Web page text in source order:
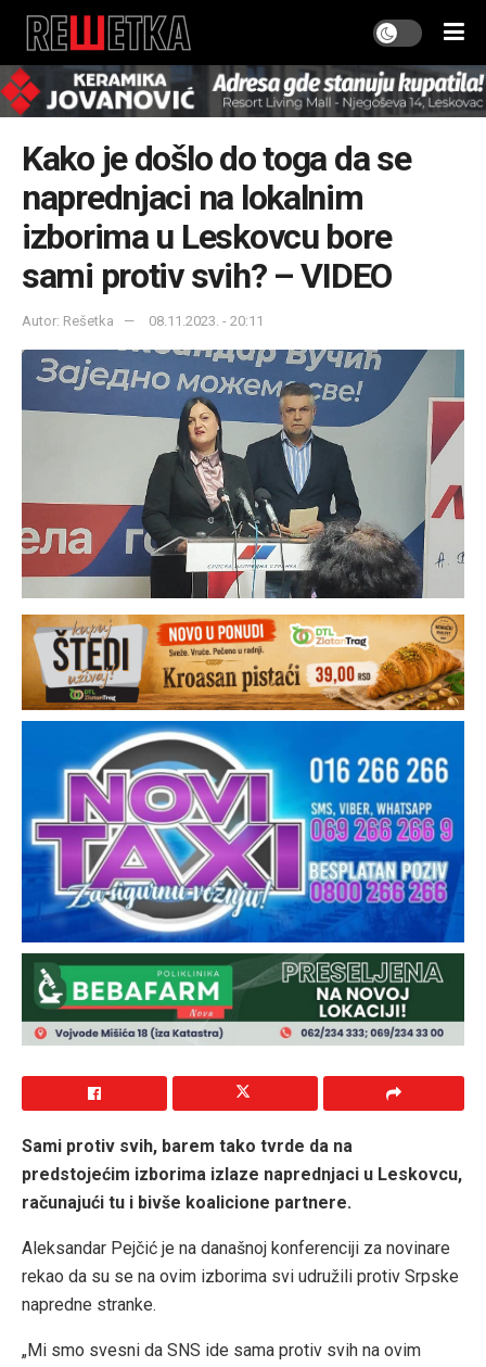
Kako je došlo do toga da se
naprednjaci na lokalnim
izborima u Leskovcu bore
sami protiv svih? – VIDEO
Autor: Rešetka 08.11.2023. - 20:11
Sami protiv svih, barem tako tvrde da na
predstojećim izborima izlaze naprednjaci u Leskovcu,
računajući tu i bivše koalicione partnere.
Aleksandar Pejčić je na današnoj konferenciji za novinare
rekao da su se na ovim izborima svi udružili protiv Srpske
napredne stranke.
„Mi smo svesni da SNS ide sama protiv svih na ovim